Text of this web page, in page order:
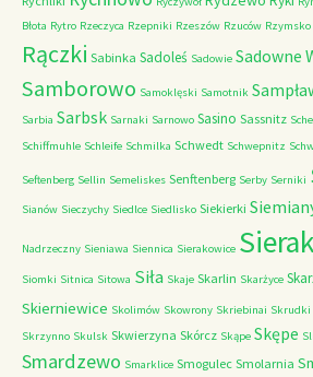
Błota Rytro Rzeczyca Rzepniki Rzeszów Rzuców Rzymsko
Rączki Sabinka Sadoleś Sadowie Sadowne
Samborowo Samoklęski Samotnik
Sarbia Sarbsk Sarnaki Sarnowo Sasino Sassnitz
Schiffmuhle Schleife Schmilka Schwedt Schwepnitz
Seftenberg Sellin Semeliskes Senftenberg Serby Serniki
Sianów Sieczychy Siedlce Siedlisko Siekierki
Nadrzeczny Sieniawa Siennica Sierakowice
Siomki Sitnica Sitowa Siła Skaje Skarlin Skarżyce
Skierniewice Skolimów Skowrony Skriebinai Skrudki
Skrzynno Skulsk Skwierzyna Skórcz Skąpe Skępe
Smardzewo Smarklice Smogulec Smolarnia